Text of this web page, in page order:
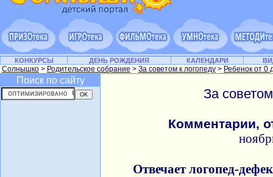
КОНКУРСЫ ДЕНЬ РОЖДЕНИЯ КАЛЕНДАРИ
Солнышко > Родительское собрание > За советом к логопеду > Ребенок от 0
Поиск по сайту
За
Комментарии,
Отвечает логопед-